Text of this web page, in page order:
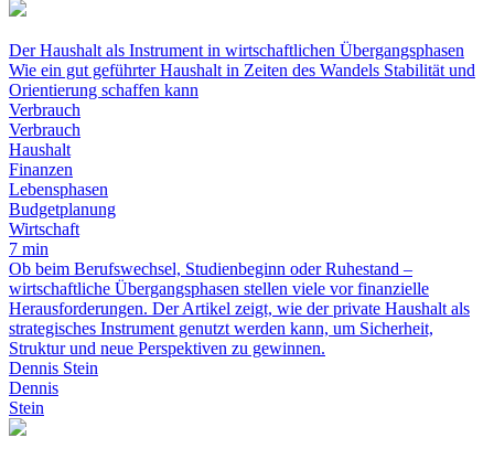
Der Haushalt als Instrument in wirtschaftlichen Übergangsphasen
Wie ein gut geführter Haushalt in Zeiten des Wandels Stabilität und
Orientierung schaffen kann
Verbrauch
Verbrauch
Haushalt
Finanzen
Lebensphasen
Budgetplanung
Wirtschaft
7 min
Ob beim Berufswechsel, Studienbeginn oder Ruhestand –
wirtschaftliche Übergangsphasen stellen viele vor finanzielle
Herausforderungen. Der Artikel zeigt, wie der private Haushalt als
strategisches Instrument genutzt werden kann, um Sicherheit,
Struktur und neue Perspektiven zu gewinnen.
Dennis Stein
Dennis
Stein